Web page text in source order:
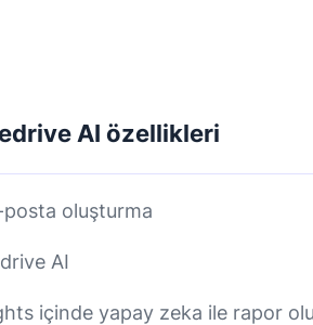
AI özellikleri
posta oluşturma
AI
içinde yapay zeka ile rapor